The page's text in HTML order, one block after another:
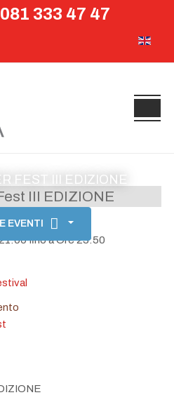
333 47 47
FEST III EDIZIONE
EVENTI
fino a Ore 23:50